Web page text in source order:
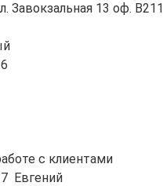
Завокзальная 13 оф. В211
с клиентами
Евгений